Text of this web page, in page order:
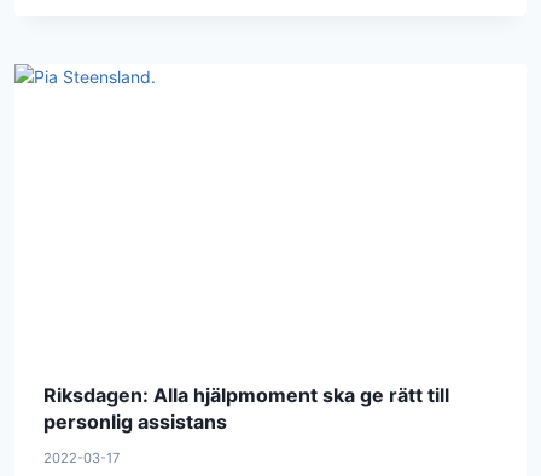
Riksdagen: Alla hjälpmoment ska ge rätt till
personlig assistans
2022-03-17